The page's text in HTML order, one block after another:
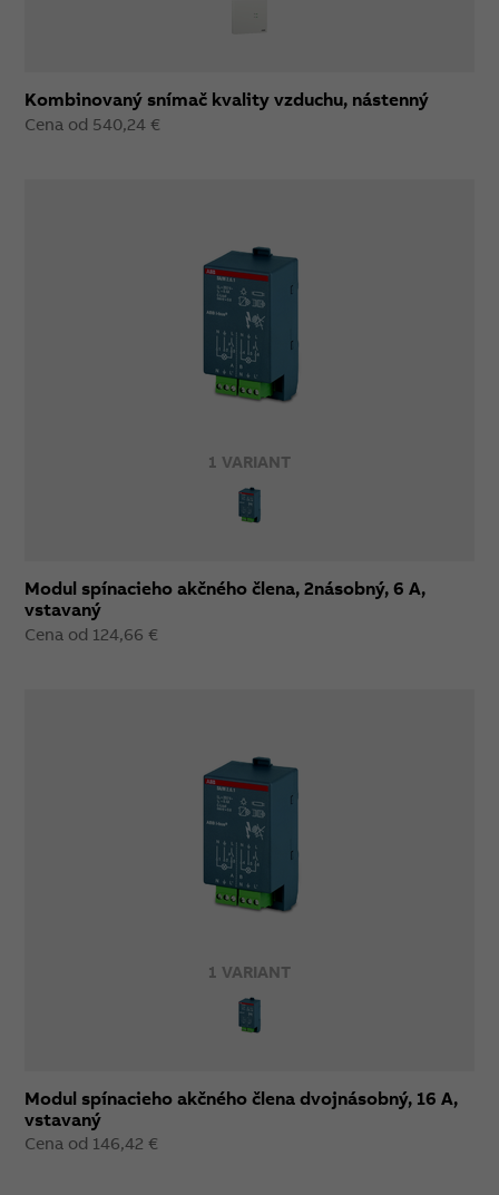
Kombinovaný snímač kvality vzduchu, nástenný
Cena od 540,24 €
1 VARIANT
Modul spínacieho akčného člena, 2násobný, 6 A,
vstavaný
Cena od 124,66 €
1 VARIANT
Modul spínacieho akčného člena dvojnásobný, 16 A,
vstavaný
Cena od 146,42 €